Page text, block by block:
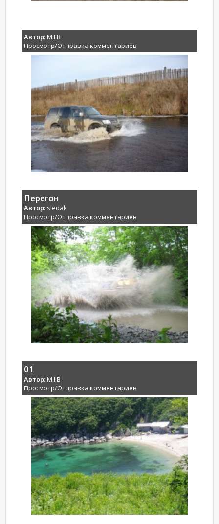
Автор:M.I.B
Просмотр/Отправка комментариев
Перегон
Автор: sledak
Просмотр/Отправка комментариев
01
Автор:M.I.B
Просмотр/Отправка комментариев